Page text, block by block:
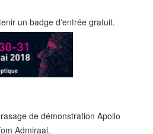
un badge d'entrée gratuit.
de démonstration Apollo
Admiraal.